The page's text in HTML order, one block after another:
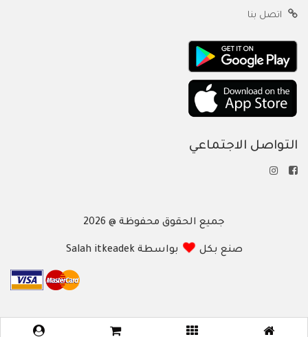
اتصل بنا
التواصل الاجتماعي
جميع الحقوق محفوظة @ 2026
صنع بكل بواسطة Salah itkeadek